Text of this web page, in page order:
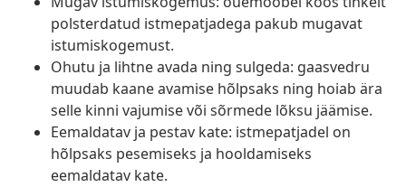
polsterdatud istmepatjadega pakub mugavat
istumiskogemust.
Ohutu ja lihtne avada ning sulgeda: gaasvedru
muudab kaane avamise hõlpsaks ning hoiab ära
selle kinni vajumise või sõrmede lõksu jäämise.
Eemaldatav ja pestav kate: istmepatjadel on
hõlpsaks pesemiseks ja hooldamiseks
eemaldatav kate.